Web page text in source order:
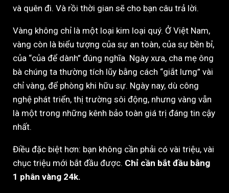
và quên đi. Và rồi thời gian sẽ cho bạn câu trả lời.
Vàng không chỉ là một loại kim loại quý. Ở Việt Nam,
vàng còn là biểu tượng của sự an toàn, của sự bền bỉ,
của “của để dành” đúng nghĩa. Ngày xưa, cha mẹ ông
bà chúng ta thường tích lũy bằng cách “giắt lưng” vài
chỉ vàng, để phòng khi hữu sự. Ngày nay, dù công
nghệ phát triển, thị trường sôi động, nhưng vàng vẫn
là một trong những kênh bảo toàn giá trị đáng tin cậy
nhất.
Điều đặc biệt hơn: bạn không cần phải có vài triệu, vài
chục triệu mới bắt đầu được. Chỉ cần bắt đầu bằng
1 phân vàng 24k.